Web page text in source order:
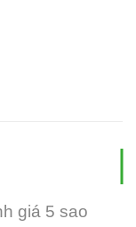
giá 5 sao